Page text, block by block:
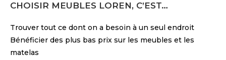
CHOISIR MEUBLES LOREN, C’EST…
Trouver tout ce dont on a besoin à un seul endroit
Bénéficier des plus bas prix sur les meubles et les
matelas